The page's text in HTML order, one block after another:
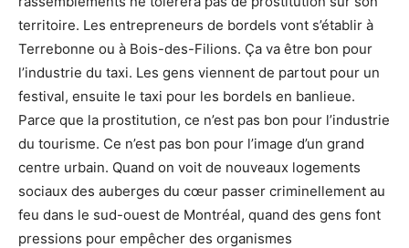
territoire. Les entrepreneurs de bordels vont s’établir à
Terrebonne ou à Bois-des-Filions. Ça va être bon pour
l’industrie du taxi. Les gens viennent de partout pour un
festival, ensuite le taxi pour les bordels en banlieue.
Parce que la prostitution, ce n’est pas bon pour l’industrie
du tourisme. Ce n’est pas bon pour l’image d’un grand
centre urbain. Quand on voit de nouveaux logements
sociaux des auberges du cœur passer criminellement au
feu dans le sud-ouest de Montréal, quand des gens font
pressions pour empêcher des organismes